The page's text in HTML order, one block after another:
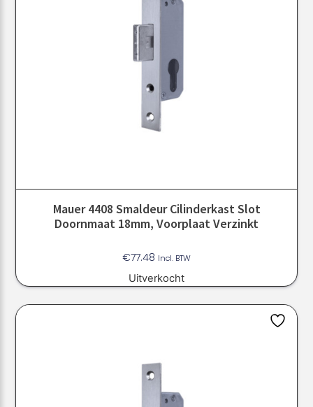
Mauer 4408 Smaldeur Cilinderkast Slot
Doornmaat 18mm, Voorplaat Verzinkt
€77.48 Incl. BTW
Uitverkocht